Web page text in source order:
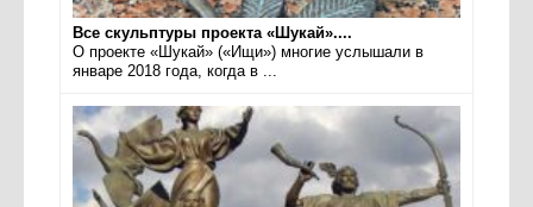
Все скульптуры проекта «Шукай»....
О проекте «Шукай» («Ищи») многие услышали в
январе 2018 года, когда в ...